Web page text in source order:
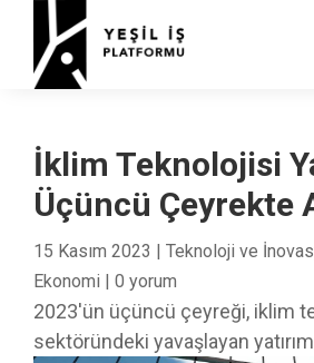
İklim Teknolojisi
Üçüncü Çeyrekte
15 Kasım 2023 | Teknoloji ve
Ekonomi | 0 yorum
2023'ün üçüncü çeyreği, iklim
sektöründeki yavaşlayan